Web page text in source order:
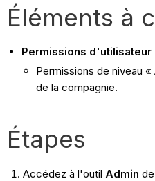
Éléments à
Permissions d'utilisateur
Permissions de niveau «
de la compagnie.
Étapes
Accédez à l'outil Admin